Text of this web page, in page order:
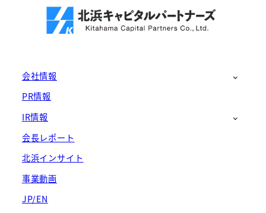
会社情報
PR情報
IR情報
会長レポート
北浜インサイト
事業動画
JP/EN